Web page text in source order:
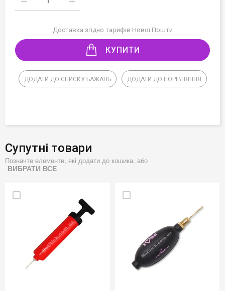
Доставка згідно тарифів Нової Пошти
КУПИТИ
ДОДАТИ ДО СПИСКУ БАЖАНЬ ДОДАТИ ДО ПОРІВНЯННЯ
Супутні товари
Позначте елементи, які додати до кошика, або
ВИБРАТИ ВСЕ